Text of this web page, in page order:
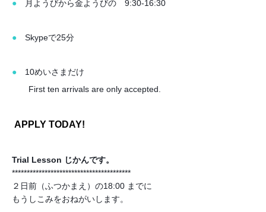
● 月ようびから金ようびの 9:30-16:30
● Skypeで25分
● 10めいさまだけ
First ten arrivals are only accepted.
APPLY TODAY!
Trial Lesson じかんです。
****************************************
２日前（ふつかまえ）の18:00 までに
もうしこみをおねがいします。